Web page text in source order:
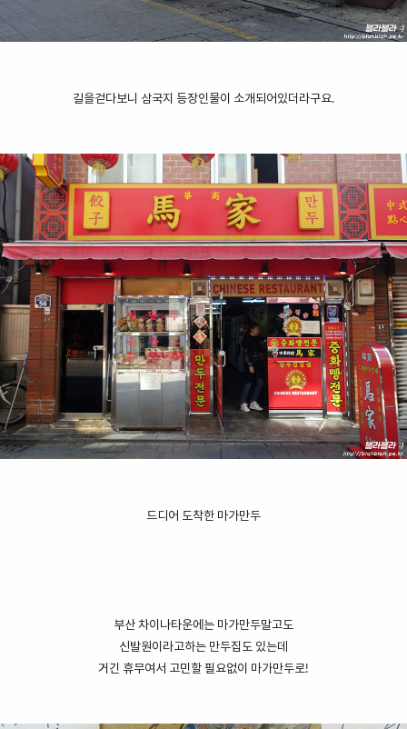
길을걷다보니 삼국지 등장인물이 소개되어있더라구요.
드디어 도착한 마가만두
부산 차이나타운에는 마가만두말고도
신발원이라고하는 만두집도 있는데
거긴 휴무여서 고민할 필요없이 마가만두로!